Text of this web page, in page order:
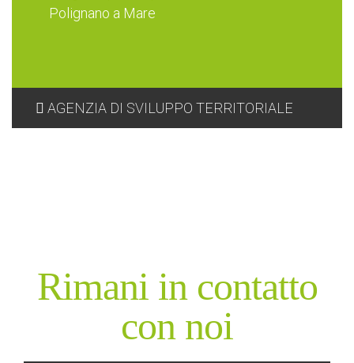
Polignano a Mare
AGENZIA DI SVILUPPO TERRITORIALE
Rimani in contatto
con noi